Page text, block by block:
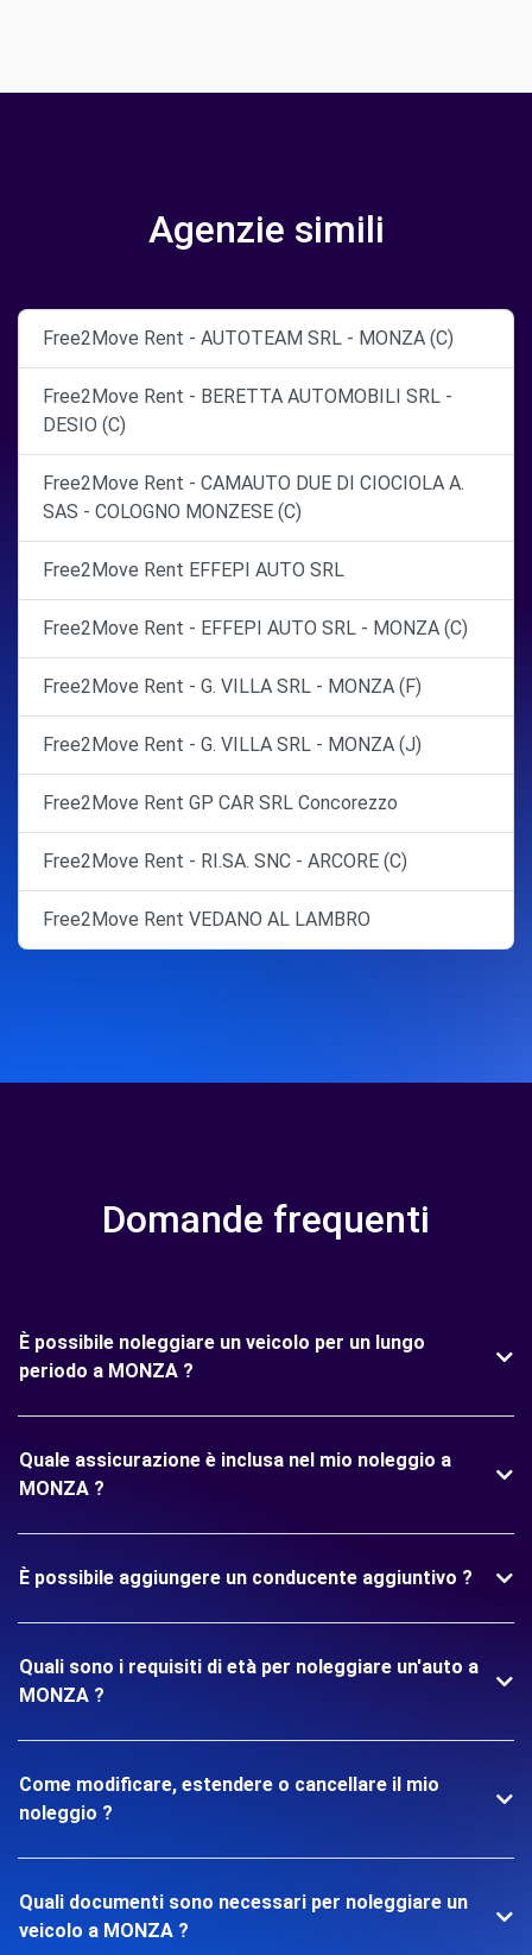
Agenzie simili
Free2Move Rent - AUTOTEAM SRL - MONZA (C)
Free2Move Rent - BERETTA AUTOMOBILI SRL -
DESIO (C)
Free2Move Rent - CAMAUTO DUE DI CIOCIOLA A.
SAS - COLOGNO MONZESE (C)
Free2Move Rent EFFEPI AUTO SRL
Free2Move Rent - EFFEPI AUTO SRL - MONZA (C)
Free2Move Rent - G. VILLA SRL - MONZA (F)
Free2Move Rent - G. VILLA SRL - MONZA (J)
Free2Move Rent GP CAR SRL Concorezzo
Free2Move Rent - RI.SA. SNC - ARCORE (C)
Free2Move Rent VEDANO AL LAMBRO
Domande frequenti
È possibile noleggiare un veicolo per un lungo
periodo a MONZA ?
Quale assicurazione è inclusa nel mio noleggio a
MONZA ?
È possibile aggiungere un conducente aggiuntivo ?
Quali sono i requisiti di età per noleggiare un'auto a
MONZA ?
Come modificare, estendere o cancellare il mio
noleggio ?
Quali documenti sono necessari per noleggiare un
veicolo a MONZA ?